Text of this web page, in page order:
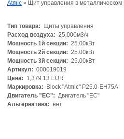
Atmic » Щит управления в металлическом
Тип товара:
Щиты управления
Расход воздуха: 25,000м3/ч
Мощность 1й секции: 25.00кВт
Мощность 2й секции: 25.00кВт
Мощность 3й секции: 25.00кВт
Артикул: 000019019
Цена: 1,379.13 EUR
Маркировка:
Block "Atmic" P25.0-EH75A
Двигатель "ЕС": Двигатель "ЕС"
Альтернатива: нет